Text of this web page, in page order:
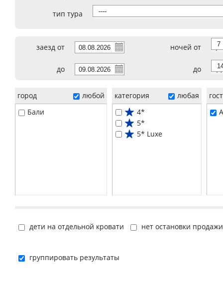
тип тура ----
заезд от ночей от 7
до до 14
город
любой
Бали
категория
любая
4*
5*
5* Luxe
дети на отдельной кровати нет остановки продажи
группировать результаты